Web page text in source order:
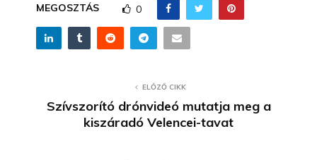
MEGOSZTÁS 0
ELŐZŐ CIKK
Szívszorító drónvideó mutatja meg a
kiszáradó Velencei-tavat